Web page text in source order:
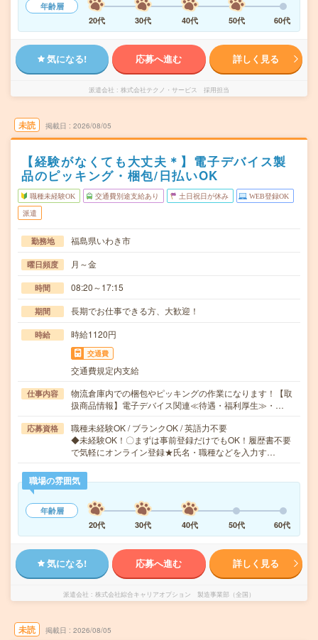
年齢層
20代
30代 40代 50代 60代
気になる! 応募へ進む 詳しく見る
派遣会社 株式会社テクノ・サービス 採用担当
未読 掲載日 2026/08/05
【経験がなくても大丈夫＊】電子デバイス製
品のピッキング・梱包/日払いOK
職種未経験OK 交通費別途支給あり 土日祝日が休み WEB登録OK
派遣
勤務地 福島県いわき市
曜日頻度 月～金
時間 08:20～17:15
期間 長期でお仕事できる方、大歓迎！
時給 時給1120円
交通費
交通費規定内支給
仕事内容
物流倉庫内での梱包やピッキングの作業になります！【取
扱商品情報】電子デバイス関連≪待遇・福利厚生≫・…
応募資格
職種未経験OK / ブランクOK / 英語力不要
◆未経験OK！〇まずは事前登録だけでもOK！履歴書不要
で気軽にオンライン登録★氏名・職種などを入力す…
職場の雰囲気
年齢層
20代
30代 40代 50代 60代
気になる! 応募へ進む 詳しく見る
派遣会社 株式会社綜合キャリアオプション 製造事業部（全国）
未読 掲載日 2026/08/05